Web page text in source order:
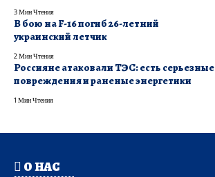
3 Мин Чтения
В бою на F-16 погиб 26-летний
украинский летчик
2 Мин Чтения
Россияне атаковали ТЭС: есть серьезные
повреждения и раненые энергетики
1 Мин Чтения
О НАС